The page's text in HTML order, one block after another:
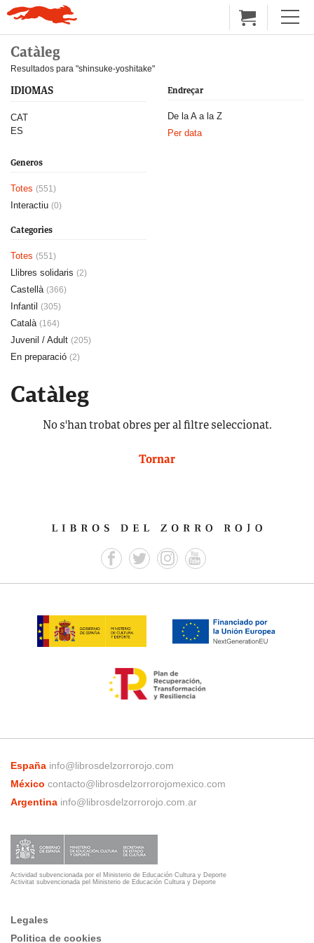
Catàleg
Resultados para "shinsuke-yoshitake"
Endreçar
De la A a la Z
Per data
IDIOMAS
CAT
ES
Generos
Totes (551)
Interactiu (0)
Categories
Totes (551)
Llibres solidaris (2)
Castellà (366)
Infantil (305)
Català (164)
Juvenil / Adult (205)
En preparació (2)
Catàleg
No s'han trobat obres per al filtre seleccionat.
Tornar
España info@librosdelzorrorojo.com
México contacto@librosdelzorrorojomexico.com
Argentina info@librosdelzorrorojo.com.ar
Actividad subvencionada por el Ministerio de Educación Cultura y Deporte
Activitat subvencionada pel Ministerio de Educación Cultura y Deporte
Legales
Politica de cookies